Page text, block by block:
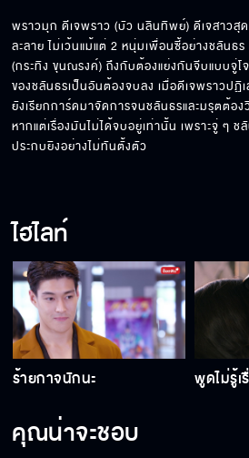
พราวมุก ดีเจพราว (บัว นลินทิพย์) ดีเจสาวสุด
ละลาย ไม่เว้นแม้แต่ 2 หนุ่มเพื่อนซี้อย่างชลันธ
(กระทิง ขุนณรงค์) ถึงกับต้องแย่งกันจีบแบบจู่โ
ของชลันธรเป็นอันต้องจบลง เมื่อดีเจพราวปฏิเ
ยังเรียกการ์ดมาจัดการจนชลันธรและมรุตต้อง
หากแต่เรื่องมันไม่ได้จบอยู่เท่านั้น เพราะจู่ ๆ
ประกบยิงอย่างไม่ทันตั้งตัว
ไฮไลท์
ร้ายกาจนักนะ พูดไม่รู้เ
คุณน่าจะชอบ